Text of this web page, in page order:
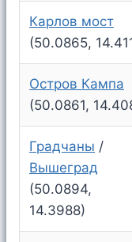
Карлов мост
(50.0865,
Остров Кампа
(50.0861,
Градчаны /
Вышеград
(50.0894,
14.3988)